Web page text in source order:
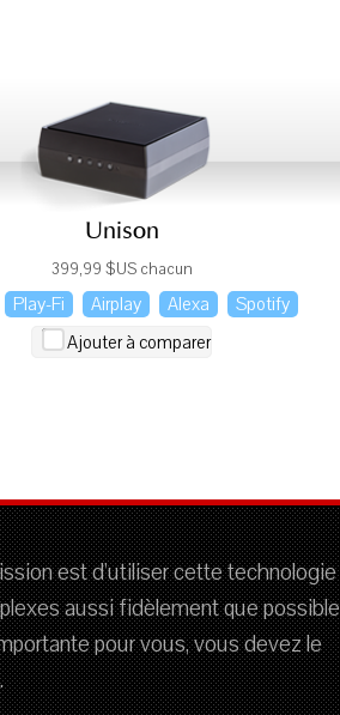
Unison
399,99 $US chacun
Play-Fi Airplay Alexa
Spotify
Ajouter à comparer
est d'utiliser cette technologie
aussi fidèlement que possible
pour vous, vous devez le